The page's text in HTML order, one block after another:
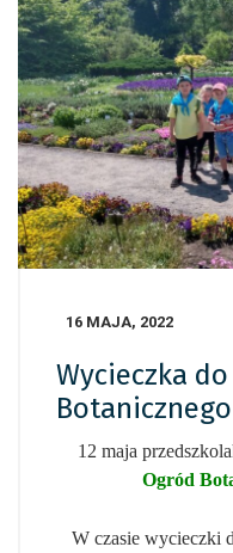
16 MAJA, 2022
Wycieczka
Botanicznego
12 maja
Ogród
W czasie wycieczki